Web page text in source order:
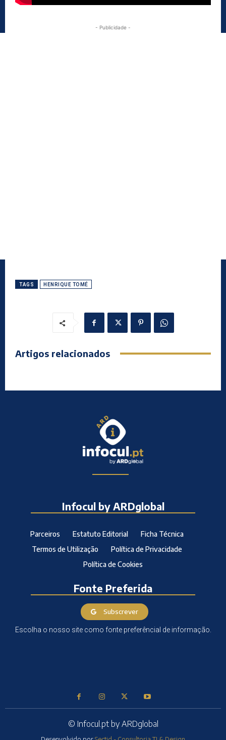
- Publicidade -
TAGS HENRIQUE TOMÉ
Artigos relacionados
Infocul by ARDglobal
Parceiros Estatuto Editorial
Ficha Técnica
Termos de Utilização
Política de Privacidade
Política de Cookies
Fonte Preferida
Subscrever
Escolha o nosso site como fonte preferêncial de informação.
© Infocul.pt by ARDglobal